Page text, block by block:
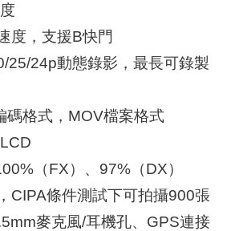
度，支援B快門
25/24p動態錄影，最長可錄製
碼格式，MOV檔案格式
（FX）、97%（DX）
CIPA條件測試下可拍攝900張
麥克風/耳機孔、GPS連接